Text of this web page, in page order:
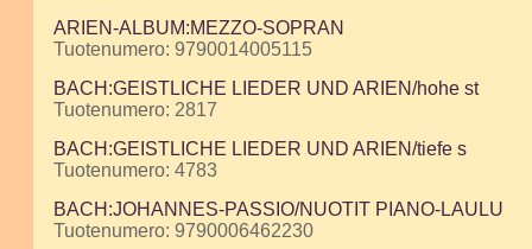
ARIEN-ALBUM:MEZZO-SOPRAN
Tuotenumero: 9790014005115
BACH:GEISTLICHE LIEDER UND ARIEN/hohe st
Tuotenumero: 2817
BACH:GEISTLICHE LIEDER UND ARIEN/tiefe s
Tuotenumero: 4783
BACH:JOHANNES-PASSIO/NUOTIT PIANO-LAULU
Tuotenumero: 9790006462230